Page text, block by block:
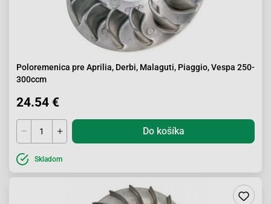
Poloremenica pre Aprilia, Derbi, Malaguti, Piaggio, Vespa 250-
300ccm
24.54 €
Do košíka
Skladom